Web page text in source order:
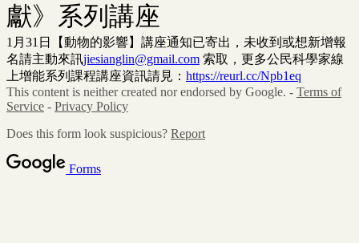
獻》系列講座
1月31日【動物的影響】講座通知已寄出，未收到或想新增報
名請主動來訊jiesianglin@gmail.com 索取，更多公民科學家線
上增能系列課程講座資訊請見： https://reurl.cc/Npb1eq
This content is neither created nor endorsed by Google. - Terms of
Service - Privacy Policy
Does this form look suspicious? Report
Forms